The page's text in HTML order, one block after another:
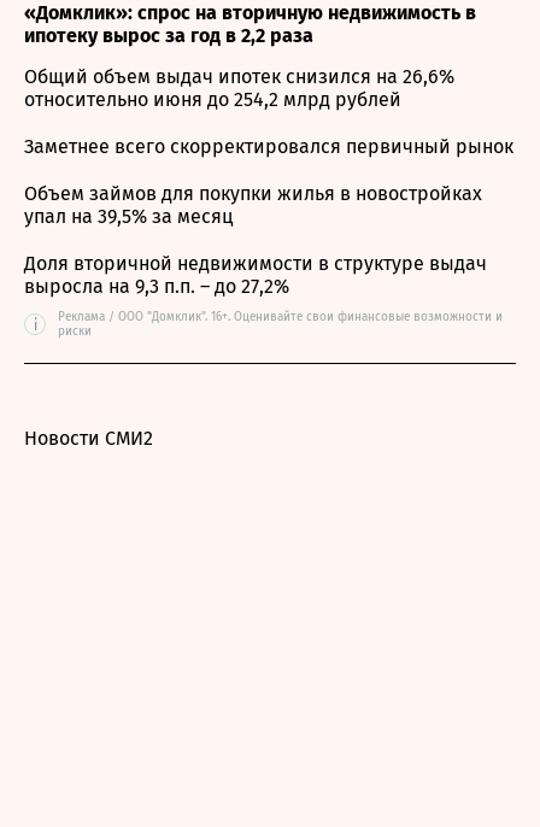
«Домклик»: спрос на вторичную недвижимость в
ипотеку вырос за год в 2,2 раза
Общий объем выдач ипотек снизился на 26,6%
относительно июня до 254,2 млрд рублей
Заметнее всего скорректировался первичный рынок
Объем займов для покупки жилья в новостройках
упал на 39,5% за месяц
Доля вторичной недвижимости в структуре выдач
выросла на 9,3 п.п. – до 27,2%
i
Реклама / ООО "Домклик". 16+. Оценивайте свои финансовые возможности и
риски
Новости СМИ2